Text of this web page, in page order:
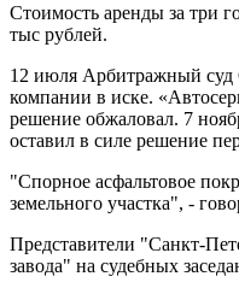
Стоимость аренды за три
тыс рублей.
12 июля Арбитражный суд
компании в иске.
решение обжаловал. 7
оставил в силе решение
"Спорное асфальтовое
земельного участка", -
Представители "Санкт-
завода" на судебных